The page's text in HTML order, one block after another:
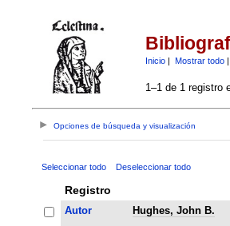
Inicio| Mostrar todo|
1–1 de 1 registro
Opciones de búsqueda y visualización
Seleccionar todo Deseleccionar todo
Registro
Autor
Hughes, John B.